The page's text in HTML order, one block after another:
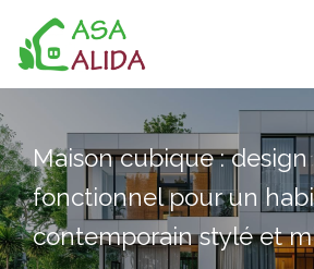
Aller
au
Maison cubique :
fonctionnel pour un
contemporain stylé et